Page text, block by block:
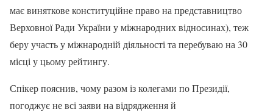
має виняткове конституційне право на представництво
Верховної Ради України у міжнародних відносинах), теж
беру участь у міжнародній діяльності та перебуваю на 30
місці у цьому рейтингу.
Спікер пояснив, чому разом із колегами по Президії,
погоджує не всі заяви на відрядження й